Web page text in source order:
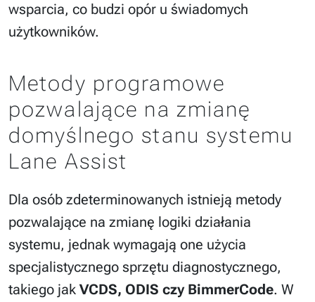
wsparcia, co budzi opór u świadomych
użytkowników.
Metody programowe
pozwalające na zmianę
domyślnego stanu systemu
Lane Assist
Dla osób zdeterminowanych istnieją metody
pozwalające na zmianę logiki działania
systemu, jednak wymagają one użycia
specjalistycznego sprzętu diagnostycznego,
takiego jak VCDS, ODIS czy BimmerCode. W